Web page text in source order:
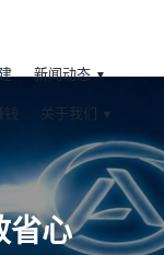
新闻动态
钱 关于我们
省心